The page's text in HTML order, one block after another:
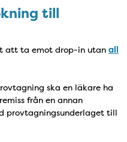
till
att ta emot drop-in utan all
ska en läkare ha
från en annan
provtagningsunderlaget till